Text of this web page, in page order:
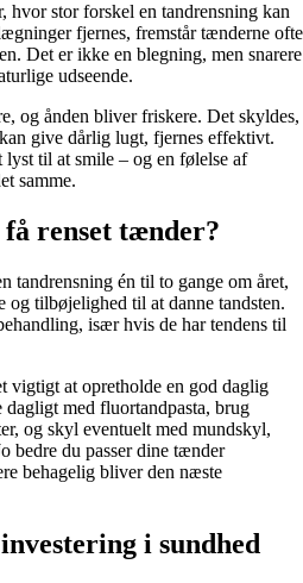
hvor stor forskel en tandrensning kan
fjernes, fremstår tænderne ofte
Det er ikke en blegning, men snarere
udseende.
og ånden bliver friskere. Det skyldes,
give dårlig lugt, fjernes effektivt.
til at smile – og en følelse af
samme.
renset tænder?
tandrensning én til to gange om året,
tilbøjelighed til at danne tandsten.
især hvis de har tendens til
vigtigt at opretholde en god daglig
med fluortandpasta, brug
og skyl eventuelt med mundskyl,
bedre du passer dine tænder
behagelig bliver den næste
i sundhed